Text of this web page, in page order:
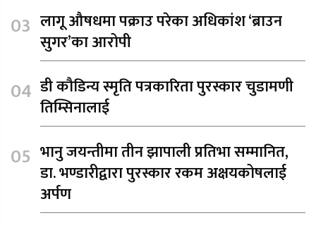
लागू औषधमा पक्राउ परेका अधिकांश ‘ब्राउन
सुगर’का आरोपी
डी कौडिन्य स्मृति पत्रकारिता पुरस्कार चुडामणी
तिम्सिनालाई
भानु जयन्तीमा तीन झापाली प्रतिभा सम्मानित,
डा. भण्डारीद्वारा पुरस्कार रकम अक्षयकोषलाई
अर्पण